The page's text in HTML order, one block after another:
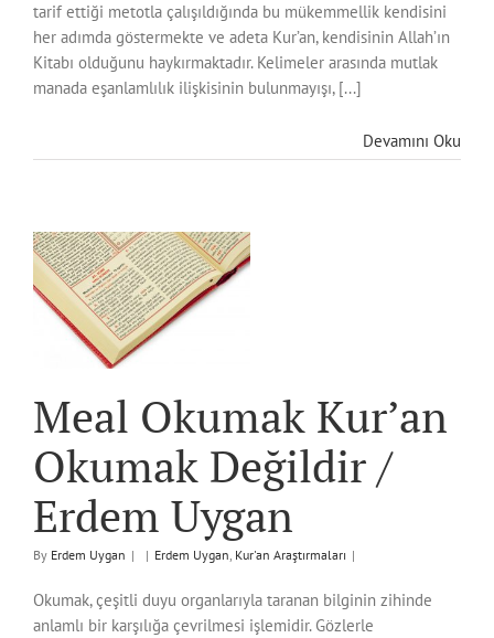
tarif ettiği metotla çalışıldığında bu mükemmellik kendisini
her adımda göstermekte ve adeta Kur’an, kendisinin Allah’ın
Kitabı olduğunu haykırmaktadır. Kelimeler arasında mutlak
manada eşanlamlılık ilişkisinin bulunmayışı, [...]
Devamını Oku
Meal Okumak Kur’an
Okumak Değildir /
Erdem Uygan
By Erdem Uygan | | Erdem Uygan, Kur'an Araştırmaları |
Okumak, çeşitli duyu organlarıyla taranan bilginin zihinde
anlamlı bir karşılığa çevrilmesi işlemidir. Gözlerle